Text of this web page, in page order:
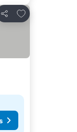
Compartir
Añadir a favoritos